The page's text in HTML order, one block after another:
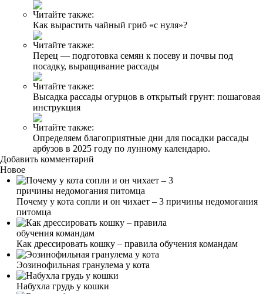
Читайте также:
Как вырастить чайный гриб «с нуля»?
Читайте также:
Перец — подготовка семян к посеву и почвы под
посадку, выращивание рассады
Читайте также:
Высадка рассады огурцов в открытый грунт: пошаговая
инструкция
Читайте также:
Определяем благоприятные дни для посадки рассады
арбузов в 2025 году по лунному календарю.
Добавить комментарий
Новое
Почему у кота сопли и он чихает – 3 причины недомогания
питомца
Как дрессировать кошку – правила обучения командам
Эозинофильная гранулема у кота
Набухла грудь у кошки